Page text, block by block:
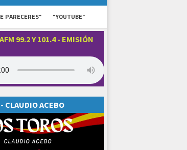
PARECERES" "YOUTUBE"
99.2 Y 101.4 - EMISIÓN
CLAUDIO ACEBO